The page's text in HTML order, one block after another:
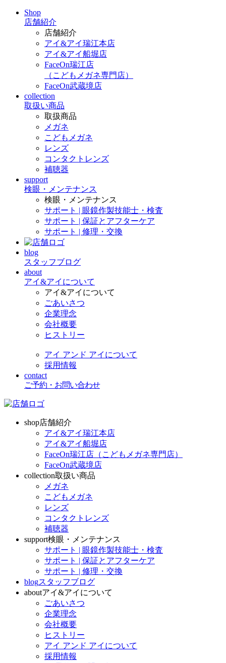
Shop
店舗紹介
店舗紹介
アイ&アイ瑞江本店
アイ&アイ船堀店
FaceOn瑞江店
（こどもメガネ専門店）
FaceOn武蔵境店
collection
取扱い商品
取扱商品
メガネ
こどもメガネ
レンズ
コンタクトレンズ
補聴器
support
検眼・メンテナンス
検眼・メンテナンス
サポート | 眼鏡作製技能士・検査
サポート | 保証とアフターケア
サポート | 修理・交換
blog
スタッフブログ
about
アイ&アイについて
アイ&アイについて
ごあいさつ
企業理念
会社概要
ヒストリー
アイ アンド アイについて
採用情報
contact
ご予約・お問い合わせ
shop店舗紹介
アイ&アイ瑞江本店
アイ&アイ船堀店
FaceOn瑞江店（こどもメガネ専門店）
FaceOn武蔵境店
collection取扱い商品
メガネ
こどもメガネ
レンズ
コンタクトレンズ
補聴器
support検眼・メンテナンス
サポート | 眼鏡作製技能士・検査
サポート | 保証とアフターケア
サポート | 修理・交換
blogスタッフブログ
aboutアイ&アイについて
ごあいさつ
企業理念
会社概要
ヒストリー
アイ アンド アイについて
採用情報